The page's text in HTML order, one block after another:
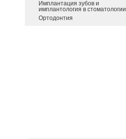
Имплантация зубов и
имплантология в стоматологии
Ортодонтия